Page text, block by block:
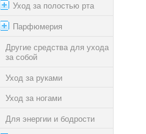
Уход за полостью рта
Парфюмерия
Другие средства для ухода
за собой
Уход за руками
Уход за ногами
Для энергии и бодрости